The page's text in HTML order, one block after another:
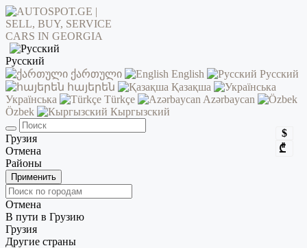
Русский
ქართული
English
Русский
հայերեն
Қазақша
Українська
Türkçe
Azərbaycan
Özbek
Кыргызский
$
₾
Грузия
Отмена
Районы
Применить
Отмена
В пути в Грузию
Грузия
Другие страны